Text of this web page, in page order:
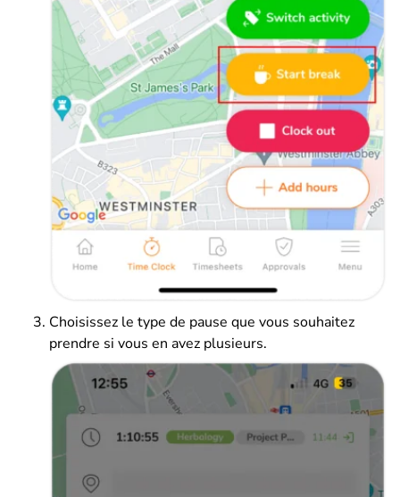
Choisissez le type de pause que vous souhaitez
prendre si vous en avez plusieurs.